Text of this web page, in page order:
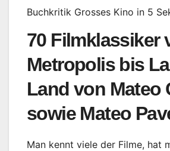
Buchkritik Grosses Kino in 5
70 Filmklassiker
Metropolis bis
Land von Mateo
sowie Mateo
Man kennt viele der Filme, hat